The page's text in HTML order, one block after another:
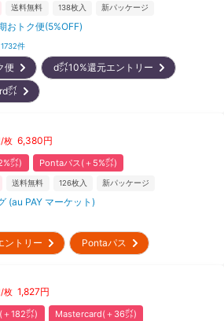
送料無料 138枚入 新パッケージ
おトク便(5%OFF)
1732件
便
d㌽10%還元エントリー
㌽
枚 6,380円
㌽) Pontaパス(＋5%㌽)
送料無料 126枚入 新パッケージ
(au PAY マーケット)
ントリー Pontaパス
枚 1,827円
＋182㌽) Mastercard(＋36㌽)